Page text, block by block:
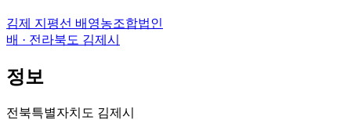
김제 지평선 배영농조합법인
배 · 전라북도 김제시
정보
전북특별자치도 김제시